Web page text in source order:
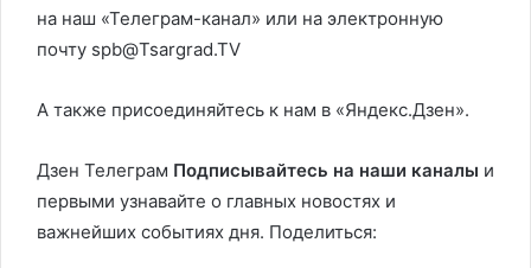
на наш «Телеграм-канал» или на электронную
почту spb@Tsargrad.TV
А также присоединяйтесь к нам в «Яндекс.Дзен».
Дзен Телеграм Подписывайтесь на наши каналы и
первыми узнавайте о главных новостях и
важнейших событиях дня. Поделиться: